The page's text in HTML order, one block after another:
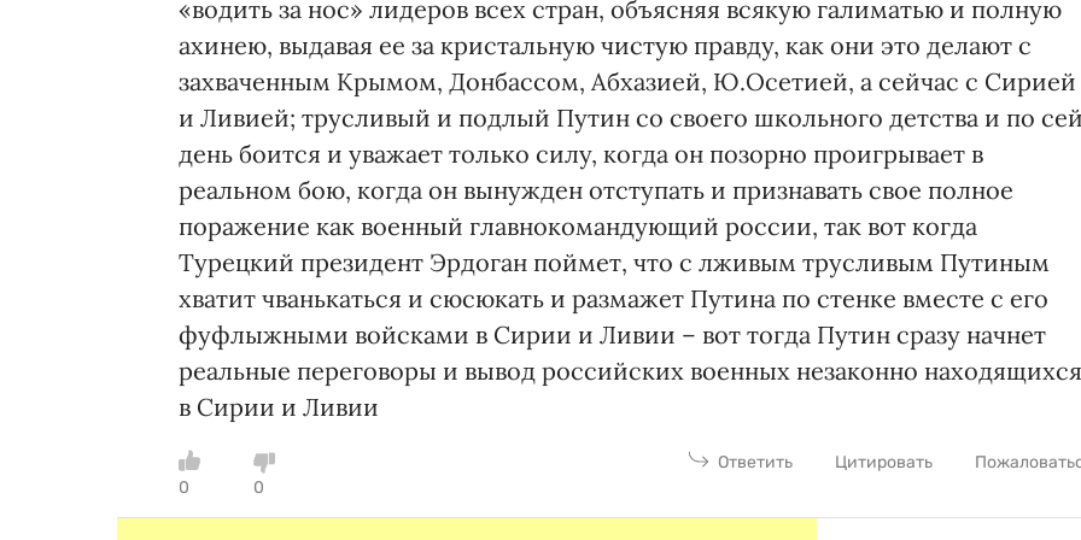
«водить за нос» лидеров всех стран, объясняя всякую галиматью и полную
ахинею, выдавая ее за кристальную чистую правду, как они это делают с
захваченным Крымом, Донбассом, Абхазией, Ю.Осетией, а сейчас с Сирией
и Ливией; трусливый и подлый Путин со своего школьного детства и по сей
день боится и уважает только силу, когда он позорно проигрывает в
реальном бою, когда он вынужден отступать и признавать свое полное
поражение как военный главнокомандующий россии, так вот когда
Турецкий президент Эрдоган поймет, что с лживым трусливым Путиным
хватит чванькаться и сюсюкать и размажет Путина по стенке вместе с его
фуфлыжными войсками в Сирии и Ливии – вот тогда Путин сразу начнет
реальные переговоры и вывод российских военных незаконно находящихся
в Сирии и Ливии
0 0
Ответить Цитировать